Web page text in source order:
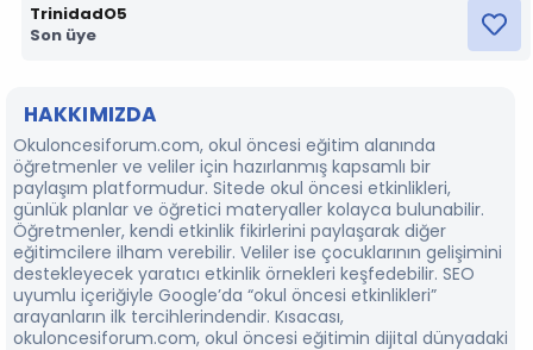
TrinidadO5
Son üye
HAKKIMIZDA
Okuloncesiforum.com, okul öncesi eğitim alanında
öğretmenler ve veliler için hazırlanmış kapsamlı bir
paylaşım platformudur. Sitede okul öncesi etkinlikleri,
günlük planlar ve öğretici materyaller kolayca bulunabilir.
Öğretmenler, kendi etkinlik fikirlerini paylaşarak diğer
eğitimcilere ilham verebilir. Veliler ise çocuklarının gelişimini
destekleyecek yaratıcı etkinlik örnekleri keşfedebilir. SEO
uyumlu içeriğiyle Google’da “okul öncesi etkinlikleri”
arayanların ilk tercihlerindendir. Kısacası,
okuloncesiforum.com, okul öncesi eğitimin dijital dünyadaki